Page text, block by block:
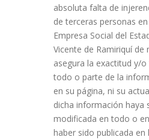
absoluta falta de
de terceras personas
Empresa Social del
Vicente de Ramiriquí de
asegura la exactitud y/o
todo o parte de la
en su página, ni su
dicha información haya
modificada en todo o
haber sido publicada en